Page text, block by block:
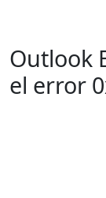
Outlook
el error